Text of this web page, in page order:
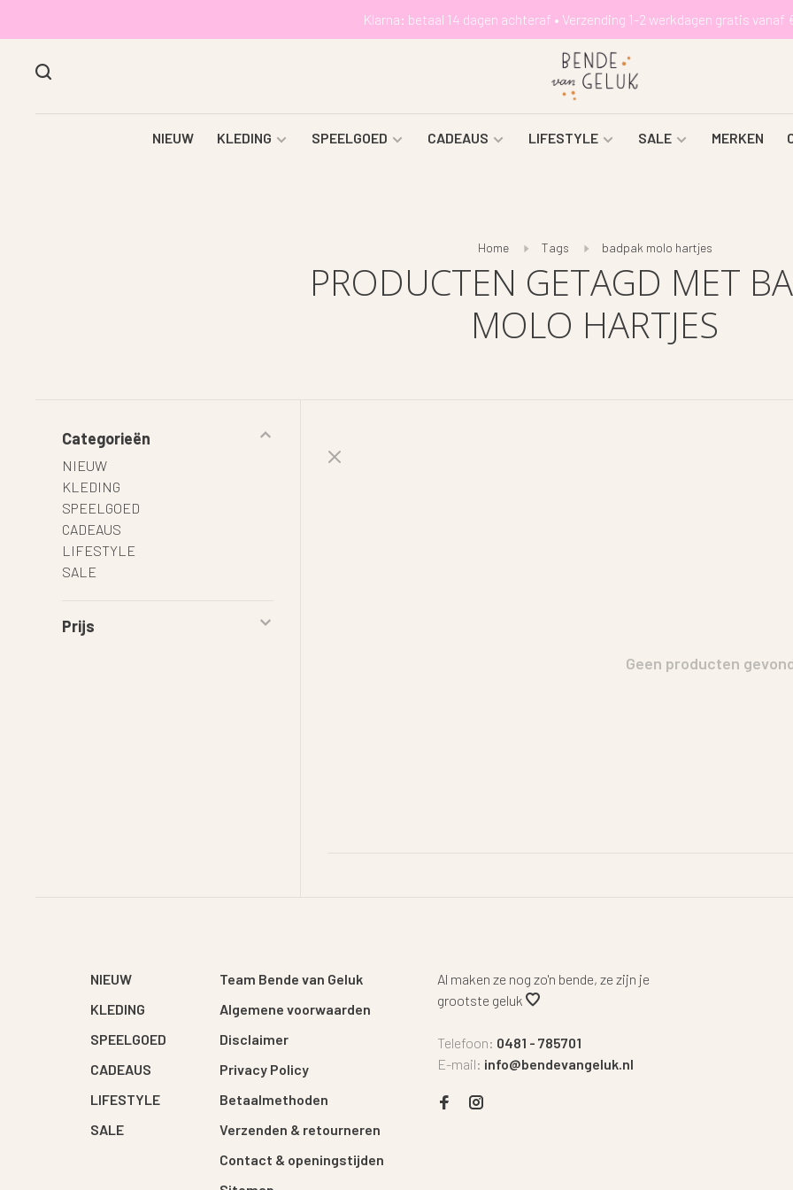
Klarna: betaal 14 dagen achteraf • Verzending 1-2 werkdagen gratis vanaf
NIEUW KLEDING SPEELGOED CADEAUS LIFESTYLE SALE MERKEN
Home Tags badpak molo hartjes
PRODUCTEN GETAGD MET
MOLO HARTJES
Categorieën
NIEUW
KLEDING
SPEELGOED
CADEAUS
LIFESTYLE
SALE
Prijs
Geen producten
NIEUW
KLEDING
SPEELGOED
CADEAUS
LIFESTYLE
SALE
Team Bende van Geluk
Algemene voorwaarden
Disclaimer
Privacy Policy
Betaalmethoden
Verzenden & retourneren
Contact & openingstijden
Al maken ze nog zo'n bende, ze zijn je
grootste geluk
Telefoon: 0481 - 785701
E-mail: info@bendevangeluk.nl